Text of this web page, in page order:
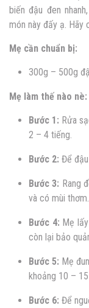
biến đậu đen
món này đấy ạ. Hãy
Mẹ cần chuẩn bị:
300g – 500g
Mẹ làm thế nào nè:
Bước 1: Rửa
2 – 4 tiếng.
Bước 2: Để
Bước 3: Rang
và có mùi thơm.
Bước 4: Mẹ
còn lại bảo
Bước 5: Mẹ
khoảng 10 – 15
Bước 6: Để